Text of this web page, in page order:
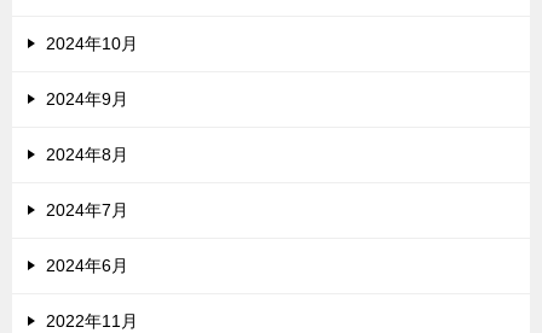
2024年10月
2024年9月
2024年8月
2024年7月
2024年6月
2022年11月